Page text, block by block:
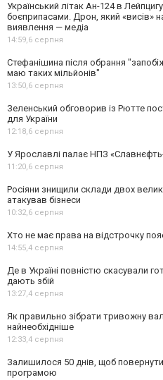
Український літак Ан-124 в
боєприпасами. Дрон, який «висів»
виявлення — медіа
14:59,6 серпня
Стефанішина після обрання
маю таких мільйонів"
13:50,6 серпня
Зеленський обговорив із Рютте
для України
12:18,6 серпня
У Ярославлі палає НПЗ
11:20,6 серпня
Росіяни знищили склади двох
атакував бізнеси
10:32,6 серпня
Хто не має права на відстрочку
14:55,4 серпня
Де в Україні повністю скасували
дають збій
13:27,4 серпня
Як правильно зібрати тривожну
найнеобхідніше
12:33,4 серпня
Залишилося 50 днів, щоб
програмою